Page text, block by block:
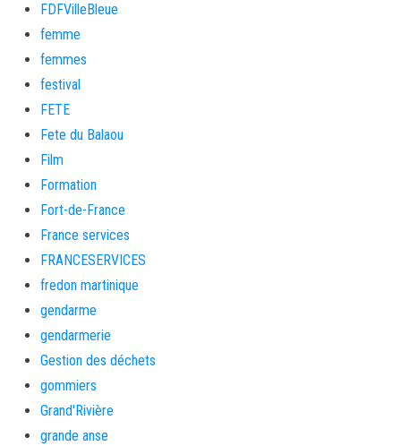
FDFVilleBleue
femme
femmes
festival
FETE
Fete du Balaou
Film
Formation
Fort-de-France
France services
FRANCESERVICES
fredon martinique
gendarme
gendarmerie
Gestion des déchets
gommiers
Grand'Rivière
grande anse